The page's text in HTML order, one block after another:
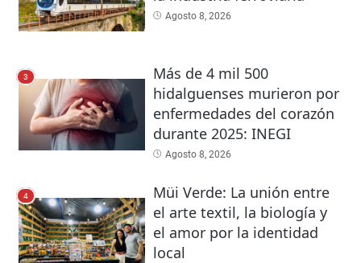
Agosto 8, 2026
3
Más de 4 mil 500
hidalguenses murieron por
enfermedades del corazón
durante 2025: INEGI
Agosto 8, 2026
4
Müi Verde: La unión entre
el arte textil, la biología y
el amor por la identidad
local